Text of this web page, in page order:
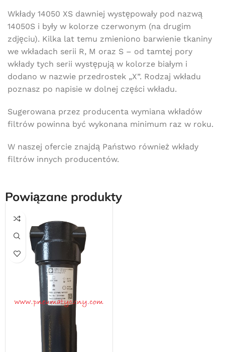
Wkłady 14050 XS dawniej występowały pod nazwą
14050S i były w kolorze czerwonym (na drugim
zdjęciu). Kilka lat temu zmieniono barwienie tkaniny
we wkładach serii R, M oraz S – od tamtej pory
wkłady tych serii występują w kolorze białym i
dodano w nazwie przedrostek „X”. Rodzaj wkładu
poznasz po napisie w dolnej części wkładu.
Sugerowana przez producenta wymiana wkładów
filtrów powinna być wykonana minimum raz w roku.
W naszej ofercie znajdą Państwo również wkłady
filtrów innych producentów.
Powiązane produkty
Darmowa dostawa
Przejdź do sklepu
Oferta ograniczona czasowo
Powered by Convert Plus